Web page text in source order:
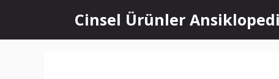
Cinsel Ürünler